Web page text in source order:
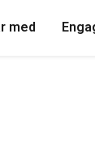
med